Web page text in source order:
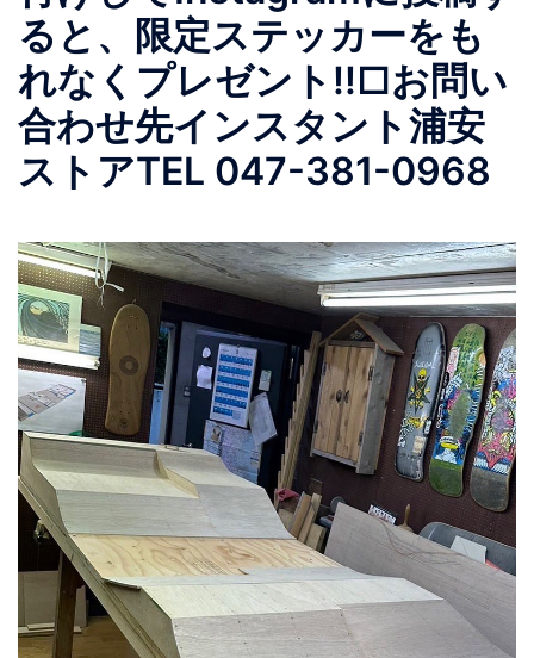
ると、限定ステッカーをも
れなくプレゼント!!□お問い
合わせ先インスタント浦安
ストアTEL 047-381-0968